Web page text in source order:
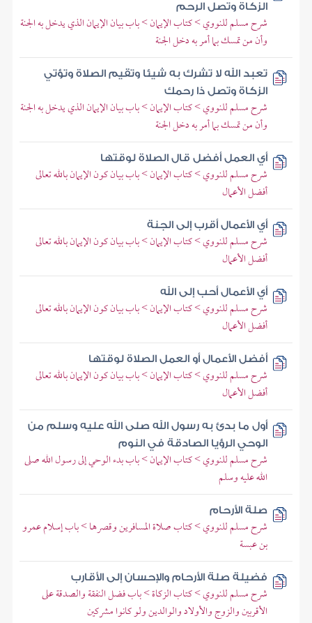
الزكاة وتصل الرحم
شرح مسلم للنووي > كتاب الإيمان > باب بيان الإيمان الذي يدخل به الجنة
وأن من تمسك بما أمر به دخل الجنة
تعبد الله لا تشرك به شيئا وتقيم الصلاة وتؤتي
الزكاة وتصل ذا رحمك
شرح مسلم للنووي > كتاب الإيمان > باب بيان الإيمان الذي يدخل به الجنة
وأن من تمسك بما أمر به دخل الجنة
أي العمل أفضل قال الصلاة لوقتها
شرح مسلم للنووي > كتاب الإيمان > باب بيان كون الإيمان بالله تعالى
أفضل الأعمال
أي الأعمال أقرب إلى الجنة
شرح مسلم للنووي > كتاب الإيمان > باب بيان كون الإيمان بالله تعالى
أفضل الأعمال
أي الأعمال أحب إلى الله
شرح مسلم للنووي > كتاب الإيمان > باب بيان كون الإيمان بالله تعالى
أفضل الأعمال
أفضل الأعمال أو العمل الصلاة لوقتها
شرح مسلم للنووي > كتاب الإيمان > باب بيان كون الإيمان بالله تعالى
أفضل الأعمال
أول ما بدئ به رسول الله صلى الله عليه وسلم من
الوحي الرؤيا الصادقة في النوم
شرح مسلم للنووي > كتاب الإيمان > باب بدء الوحي إلى رسول الله صلى
الله عليه وسلم
صلة الأرحام
شرح مسلم للنووي > كتاب صلاة المسافرين وقصرها > باب إسلام عمرو
بن عبسة
فضيلة صلة الأرحام والإحسان إلى الأقارب
شرح مسلم للنووي > كتاب الزكاة > باب فضل النفقة والصدقة على
الأقربين والزوج والأولاد والوالدين ولو كانوا مشركين